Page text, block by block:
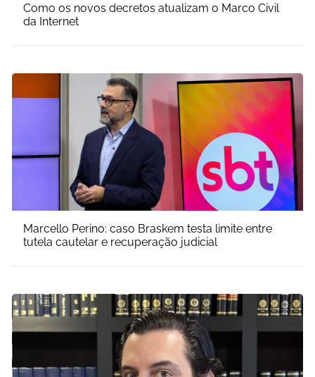
Como os novos decretos atualizam o Marco Civil
da Internet
Marcello Perino: caso Braskem testa limite entre
tutela cautelar e recuperação judicial